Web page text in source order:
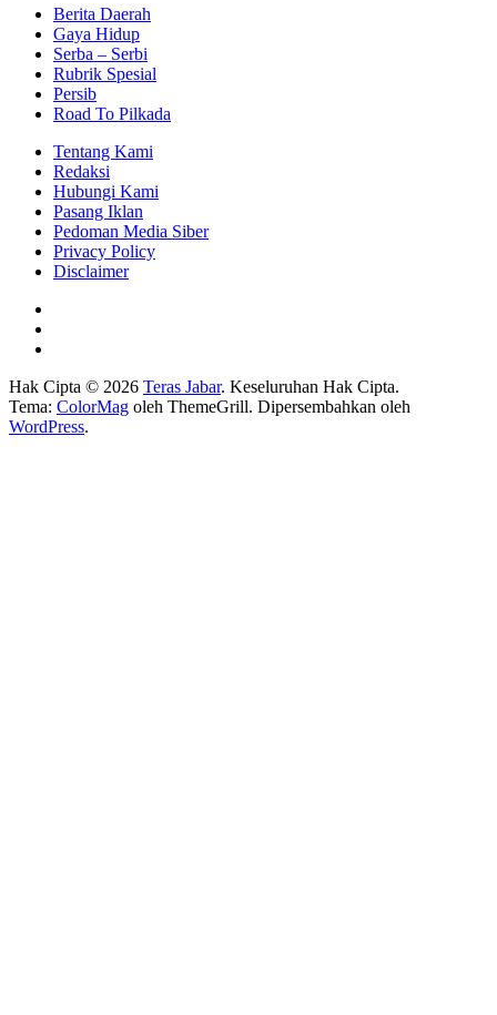
Berita Daerah
Gaya Hidup
Serba – Serbi
Rubrik Spesial
Persib
Road To Pilkada
Tentang Kami
Redaksi
Hubungi Kami
Pasang Iklan
Pedoman Media Siber
Privacy Policy
Disclaimer
Hak Cipta © 2026 Teras Jabar. Keseluruhan Hak Cipta.
Tema: ColorMag oleh ThemeGrill. Dipersembahkan oleh
WordPress.